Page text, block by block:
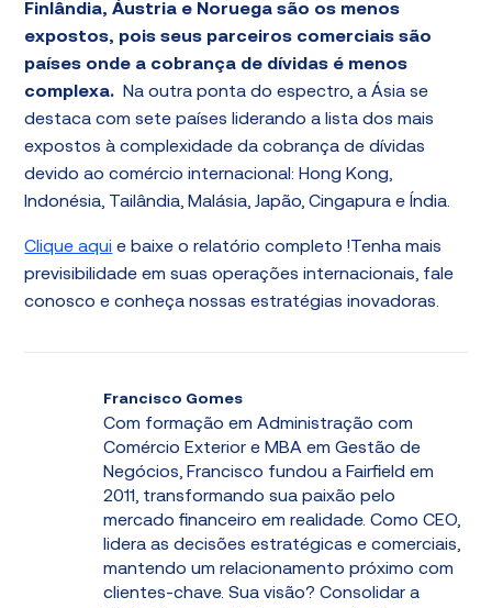
Finlândia, Áustria e Noruega são os menos
expostos, pois seus parceiros comerciais são
países onde a cobrança de dívidas é menos
complexa. Na outra ponta do espectro, a Ásia se
destaca com sete países liderando a lista dos mais
expostos à complexidade da cobrança de dívidas
devido ao comércio internacional: Hong Kong,
Indonésia, Tailândia, Malásia, Japão, Cingapura e Índia.
Clique aqui e baixe o relatório completo !Tenha mais
previsibilidade em suas operações internacionais, fale
conosco e conheça nossas estratégias inovadoras.
Francisco Gomes
Com formação em Administração com
Comércio Exterior e MBA em Gestão de
Negócios, Francisco fundou a Fairfield em
2011, transformando sua paixão pelo
mercado financeiro em realidade. Como CEO,
lidera as decisões estratégicas e comerciais,
mantendo um relacionamento próximo com
clientes-chave. Sua visão? Consolidar a